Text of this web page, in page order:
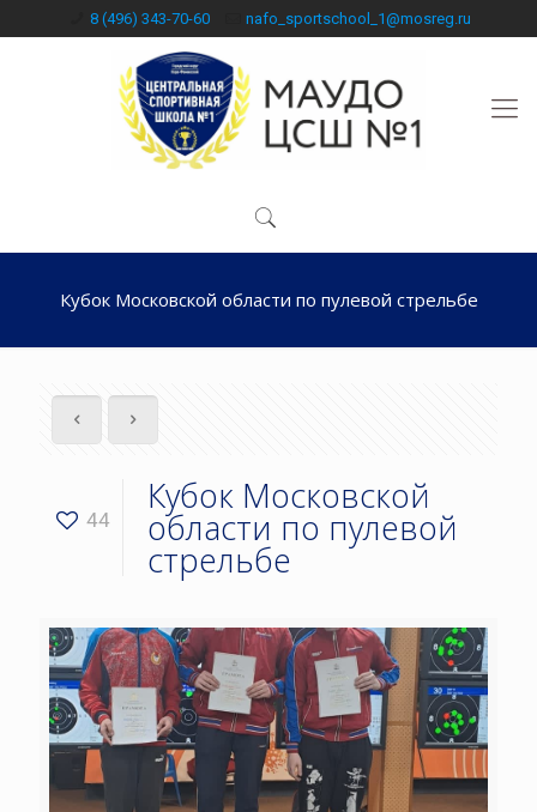
8 (496) 343-70-60 nafo_sportschool_1@mosreg.ru
Кубок Московской области по пулевой стрельбе
44
Кубок Московской
области по пулевой
стрельбе